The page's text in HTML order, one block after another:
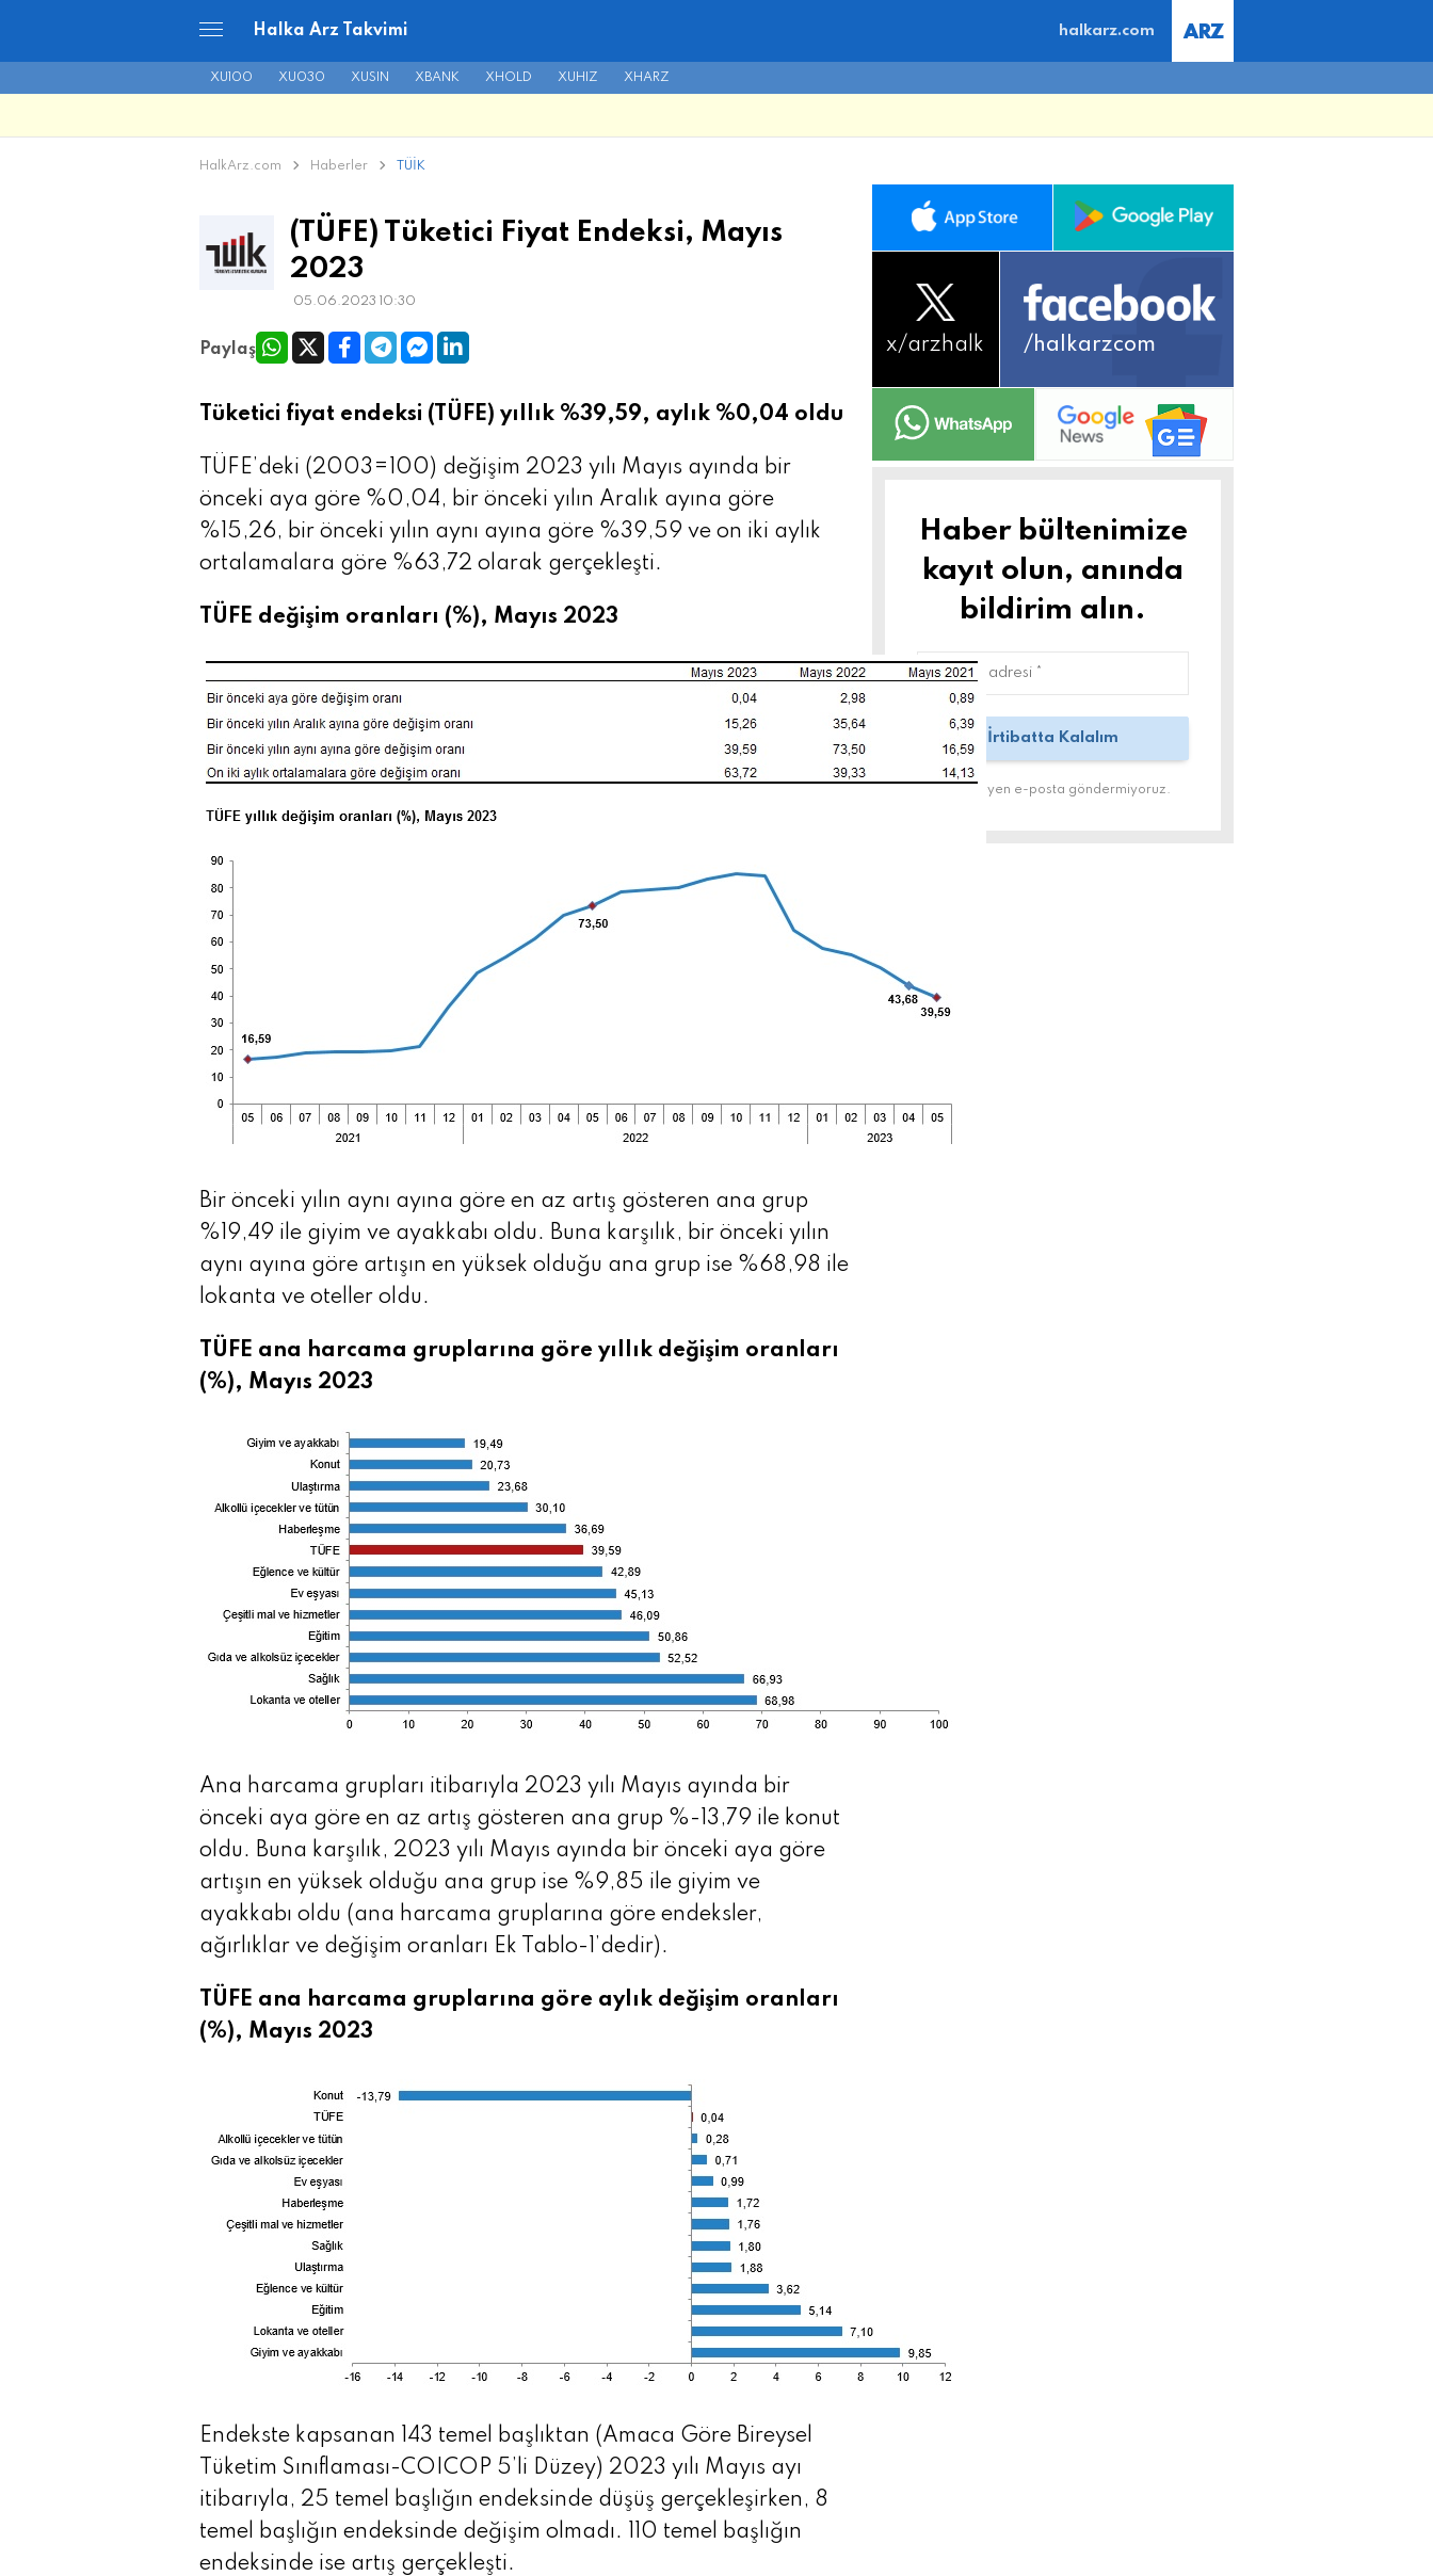
Halka Arz Takvimi halkarz.com
XU100 XU030 XUSIN XBANK XHOLD XUHIZ XHARZ
HalkArz.com Haberler TÜİK
(TÜFE) Tüketici Fiyat Endeksi, Mayıs
2023
05.06.2023 10:30
Paylaş
Tüketici fiyat endeksi (TÜFE) yıllık %39,59, aylık %0,04 oldu
TÜFE’deki (2003=100) değişim 2023 yılı Mayıs ayında bir
önceki aya göre %0,04, bir önceki yılın Aralık ayına göre
%15,26, bir önceki yılın aynı ayına göre %39,59 ve on iki aylık
ortalamalara göre %63,72 olarak gerçekleşti.
TÜFE değişim oranları (%), Mayıs 2023
Bir önceki yılın aynı ayına göre en az artış gösteren ana grup
%19,49 ile giyim ve ayakkabı oldu. Buna karşılık, bir önceki yılın
aynı ayına göre artışın en yüksek olduğu ana grup ise %68,98 ile
lokanta ve oteller oldu.
TÜFE ana harcama gruplarına göre yıllık değişim oranları
(%), Mayıs 2023
Ana harcama grupları itibarıyla 2023 yılı Mayıs ayında bir
önceki aya göre en az artış gösteren ana grup %-13,79 ile konut
oldu. Buna karşılık, 2023 yılı Mayıs ayında bir önceki aya göre
artışın en yüksek olduğu ana grup ise %9,85 ile giyim ve
ayakkabı oldu (ana harcama gruplarına göre endeksler,
ağırlıklar ve değişim oranları Ek Tablo-1’dedir).
TÜFE ana harcama gruplarına göre aylık değişim oranları
(%), Mayıs 2023
Endekste kapsanan 143 temel başlıktan (Amaca Göre Bireysel
Tüketim Sınıflaması-COICOP 5’li Düzey) 2023 yılı Mayıs ayı
itibarıyla, 25 temel başlığın endeksinde düşüş gerçekleşirken, 8
temel başlığın endeksinde değişim olmadı. 110 temel başlığın
endeksinde ise artış gerçekleşti.
x/arzhalk /halkarzcom
Haber bültenimize
kayıt olun, anında
bildirim alın.
İstenmeyen e-posta göndermiyoruz.